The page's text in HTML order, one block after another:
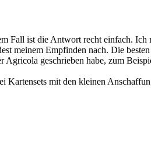
Fall ist die Antwort recht einfach.
meinem Empfinden nach. Die
geschrieben habe, zum
Kartensets mit den kleinen